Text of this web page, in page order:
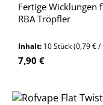
Fertige Wicklungen
RBA Tröpfler
Inhalt: 10 Stück(0,79 € /
Regulärer Preis:
7,90 €